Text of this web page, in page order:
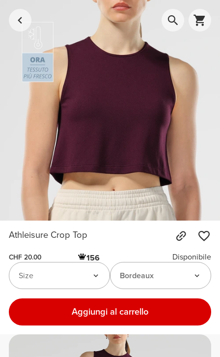
Athleisure Crop Top
CHF 20.00 156
Disponibile
Bordeaux
Size
Aggiungi al carrello